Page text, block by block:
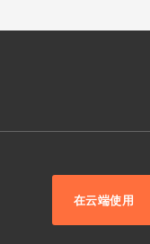
在云端使用